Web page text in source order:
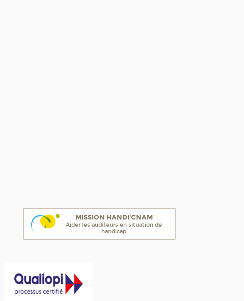
MISSION HANDI'CNAM
Aider les auditeurs en situation de
handicap